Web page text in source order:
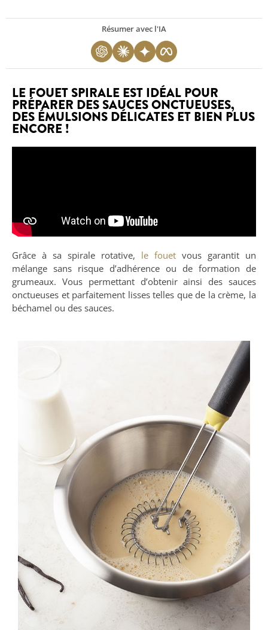
Résumer avec l'IA
LE FOUET SPIRALE EST IDÉAL POUR
PRÉPARER DES SAUCES ONCTUEUSES,
DES ÉMULSIONS DÉLICATES ET BIEN PLUS
ENCORE !
Grâce à sa spirale rotative, le fouet vous garantit un
mélange sans risque d’adhérence ou de formation de
grumeaux. Vous permettant d’obtenir ainsi des sauces
onctueuses et parfaitement lisses telles que de la crème, la
béchamel ou des sauces.